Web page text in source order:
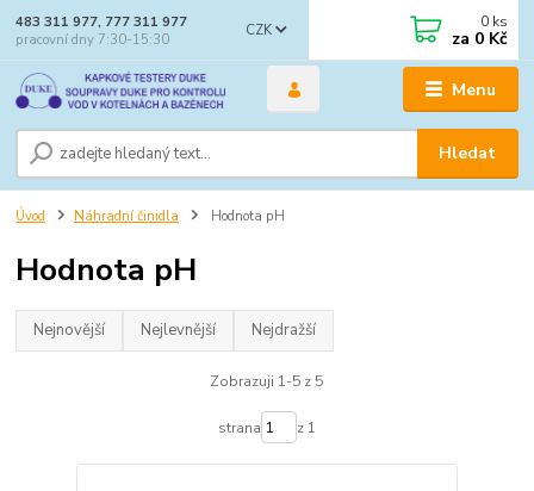
Menu
CZK
Hledat
483 311 977, 777 311 977
pracovní dny 7:30-15:30
0 ks
za 0 Kč
Úvod Náhradní činidla Hodnota pH
Hodnota pH
Nejnovější Nejlevnější Nejdražší
Zobrazuji 1-5 z 5
strana z 1